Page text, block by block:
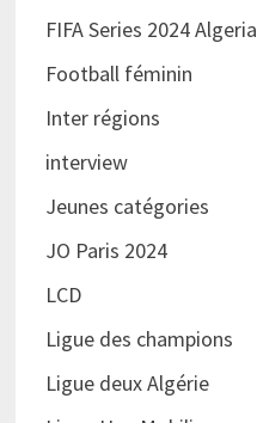
FIFA Series 2024 Algeria
Football féminin
Inter régions
interview
Jeunes catégories
JO Paris 2024
LCD
Ligue des champions
Ligue deux Algérie